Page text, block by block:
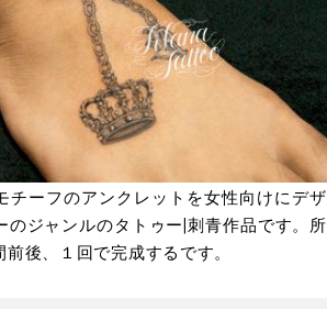
チーフのアンクレットを女性向けにデザ
のジャンルのタトゥー|刺青作品です。所
後、１回で完成するです。